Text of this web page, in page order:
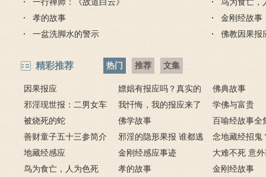
一行禅师：《故道白云》
鸟为食亡，
孝的故事
金刚经故事
一盆洗脚水的警示
佛教因果报
精彩推荐 热门 推荐 文集
因果报应
嫖娼有报应吗？真实的
嫖娼报应
佛典故事
邪淫现世报：二男女车
上纵欲酿车祸被烧死
我忏悔，我的报应来了
－淫人妻者，妻淫人
学佛与富贵
被烧死的蛇
佛学故事
百喻经故事全
善财童子五十三参简介
邪淫的隐形果报 谁都逃
不掉
念地藏经招鬼
地藏经的请进
地藏经感应 金刚经感应事迹
大难不死 意
致富的特异功
鸟为食亡，人为色死 孝的故事
金刚经故事